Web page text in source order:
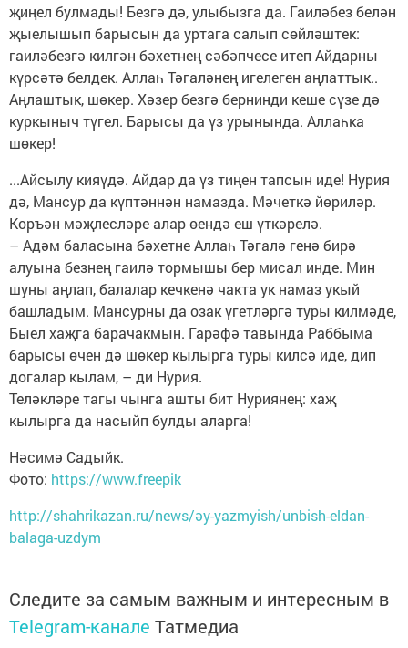
җиңел булмады! Безгә дә, улыбызга да. Гаиләбез белән
җыелышып барысын да уртага салып сөйләштек:
гаиләбезгә килгән бәхетнең сәбәпчесе итеп Айдарны
күрсәтә белдек. Аллаһ Тәгаләнең игелеген аңлаттык..
Аңлаштык, шөкер. Хәзер безгә бернинди кеше сүзе дә
куркыныч түгел. Барысы да үз урынында. Аллаһка
шөкер!
...Айсылу кияүдә. Айдар да үз тиңен тапсын иде! Нурия
дә, Мансур да күптәннән намазда. Мәчеткә йөриләр.
Коръән мәҗлесләре алар өендә еш үткәрелә.
– Адәм баласына бәхетне Аллаһ Тәгалә генә бирә
алуына безнең гаилә тормышы бер мисал инде. Мин
шуны аңлап, балалар кечкенә чакта ук намаз укый
башладым. Мансурны да озак үгетләргә туры килмәде,
Быел хаҗга барачакмын. Гарәфә тавында Раббыма
барысы өчен дә шөкер кылырга туры килсә иде, дип
догалар кылам, – ди Нурия.
Теләкләре тагы чынга ашты бит Нуриянең: хаҗ
кылырга да насыйп булды аларга!
Нәсимә Садыйк.
Фото: https://www.freepik
http://shahrikazan.ru/news/әy-yazmyish/unbish-eldan-
balaga-uzdym
Следите за самым важным и интересным в
Telegram-канале Татмедиа